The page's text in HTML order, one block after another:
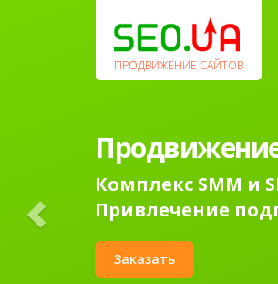
ПРОДВИЖЕНИЕ САЙТОВ
Комплекс SMM и
Привлечение
Заказать